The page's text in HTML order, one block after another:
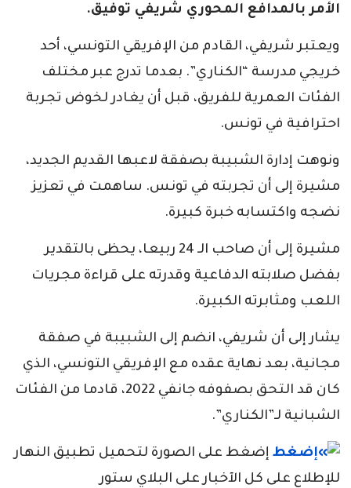
الأمر بالمدافع المحوري شريفي توفيق.
ويعتبر شريفي، القادم من الإفريقي التونسي، أحد
خريجي مدرسة “الكناري”. بعدما تدرج عبر مختلف
الفئات العمرية للفريق، قبل أن يغادر لخوض تجربة
احترافية في تونس.
ونوهت إدارة الشبيبة بصفقة لاعبها القديم الجديد،
مشيرة إلى أن تجربته في تونس. ساهمت في تعزيز
نضجه واكتسابه خبرة كبيرة.
مشيرة إلى أن صاحب الـ 24 ربيعا، يحظى بالتقدير
بفضل صلابته الدفاعية وقدرته على قراءة مجريات
اللعب ومثابرته الكبيرة.
يشار إلى أن شريفي، انضم إلى الشبيبة في صفقة
مجانية، بعد نهاية عقده مع الإفريقي التونسي، الذي
كان قد التحق بصفوفه جانفي 2022، قادما من الفئات
الشبانية لـ”الكناري”.
إضغط على الصورة لتحميل تطبيق النهار
للإطلاع على كل الآخبار على البلاي ستور